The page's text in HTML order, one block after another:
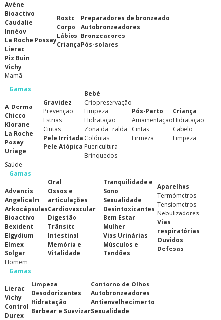
Avène
Bioactivo
Caudalie
Innéov
La Roche Possay
Lierac
Piz Buin
Vichy
Rosto
Corpo
Lábios
Criança
Preparadores de bronzeado
Autobronzeadores
Bronzeadores
Pós-solares
Mamã
Gamas
A-Derma
Chicco
Klorane
La Roche
Posay
Uriage
Gravidez
Prevenção
Estrias
Cintas
Pele Irritada
Pele Atópica
Bebé
Criopreservação
Limpeza
Hidratação
Zona da Fralda
Colónias
Puericultura
Brinquedos
Pós-Parto
Amamentação
Cintas
Firmeza
Criança
Hidratação
Cabelo
Limpeza
Saúde
Gamas
Advancis
Angelicalm
Arkocápsulas
Bioactivo
Bexident
Elgydium
Elmex
Solgar
Oral
Ossos e
articulações
Cardiovascular
Digestão
Trânsito
Intestinal
Memória e
Vitalidade
Tranquilidade e
Sono
Sexualidade
Desintoxicantes
Bem Estar
Mulher
Vias Urinárias
Músculos e
Tendões
Aparelhos
Termómetros
Tensiometros
Nebulizadores
Vias
respiratórias
Ouvidos
Defesas
Homem
Gamas
Lierac
Vichy
Control
Durex
Limpeza
Desodorizantes
Hidratação
Barbear e Suavizar
Contorno de Olhos
Autobronzeadores
Antienvelhecimento
Sexualidade